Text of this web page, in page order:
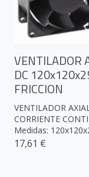
VENTILADOR
DC
FRICCION
VENTILADOR
CORRIENTE
Medidas:
17,61 €